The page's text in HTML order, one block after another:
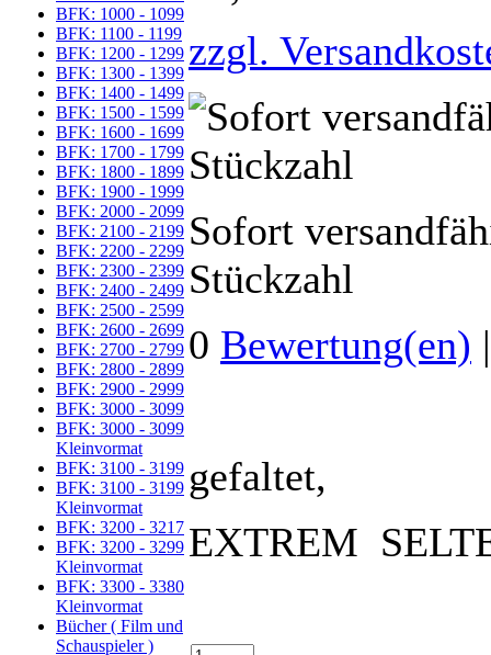
BFK: 1000 - 1099
BFK: 1100 - 1199
BFK: 1200 - 1299
BFK: 1300 - 1399
BFK: 1400 - 1499
BFK: 1500 - 1599
BFK: 1600 - 1699
BFK: 1700 - 1799
BFK: 1800 - 1899
BFK: 1900 - 1999
BFK: 2000 - 2099
BFK: 2100 - 2199
BFK: 2200 - 2299
BFK: 2300 - 2399
BFK: 2400 - 2499
BFK: 2500 - 2599
BFK: 2600 - 2699
BFK: 2700 - 2799
BFK: 2800 - 2899
BFK: 2900 - 2999
BFK: 3000 - 3099
BFK: 3000 - 3099
Kleinvormat
BFK: 3100 - 3199
BFK: 3100 - 3199
Kleinvormat
BFK: 3200 - 3217
BFK: 3200 - 3299
Kleinvormat
BFK: 3300 - 3380
Kleinvormat
Bücher ( Film und
Schauspieler )
zzgl.
Sofort
Stückzahl
0 Bewertung(en)
gefaltet,
EXTREM